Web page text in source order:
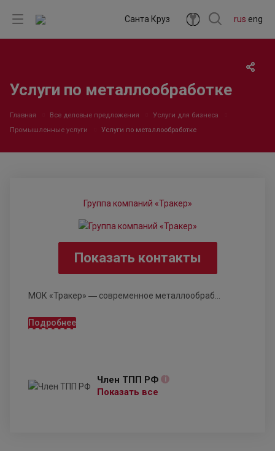
rus eng
Санта Круз
Услуги по металлообработке
Главная Все деловые предложения
Услуги для бизнеса
Промышленные услуги
Услуги по металлообработке
Группа компаний «Тракер»
Показать контакты
МОК «Тракер» ― современное металлообраб...
Подробнее
Член ТПП РФ i
Показать все